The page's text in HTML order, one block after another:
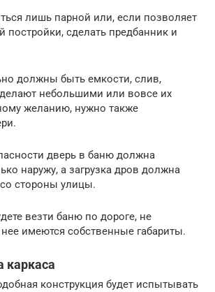
лишь парной или, если позволяет
постройки, сделать предбанник и
должны быть емкости, слив,
небольшими или вовсе их
желанию, нужно также
дверь в баню должна
наружу, а загрузка дров должна
стороны улицы.
везти баню по дороге, не
имеются собственные габариты.
каркаса
конструкция будет испытывать